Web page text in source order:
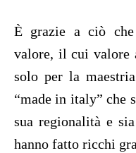
È grazie a ciò
valore, il cui valore
solo per la
“made in italy” che
sua regionalità e
hanno fatto ricchi